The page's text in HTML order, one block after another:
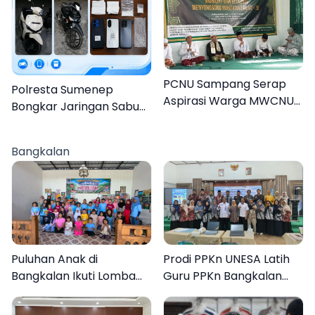
Polresta Sumenep
Bongkar Jaringan Sabu
PCNU Sampang Serap
Aspirasi Warga MWCNU
Bangkalan
Puluhan Anak di
Bangkalan Ikuti Lomba
Mewarnai Bertema
Liburan Keluarga
Prodi PPKn UNESA Latih
Guru PPKn Bangkalan
dengan Pembelajaran
Inovasi Teknologi